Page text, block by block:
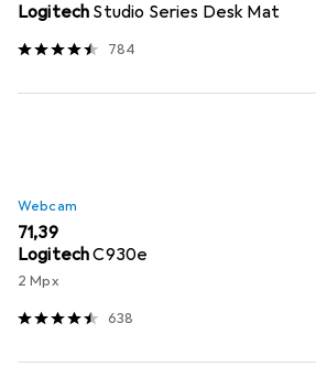
Logitech Studio Series Desk Mat
784
Webcam
EUR
71,39
LogitechC930e
2 Mpx
638